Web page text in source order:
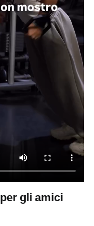
gli amici